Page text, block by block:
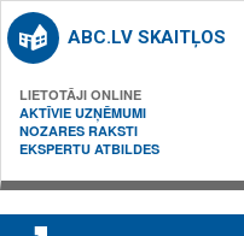
ABC.LV SKAITĻOS
LIETOTĀJI ONLINE
AKTĪVIE UZŅĒMUMI
NOZARES RAKSTI
EKSPERTU ATBILDES